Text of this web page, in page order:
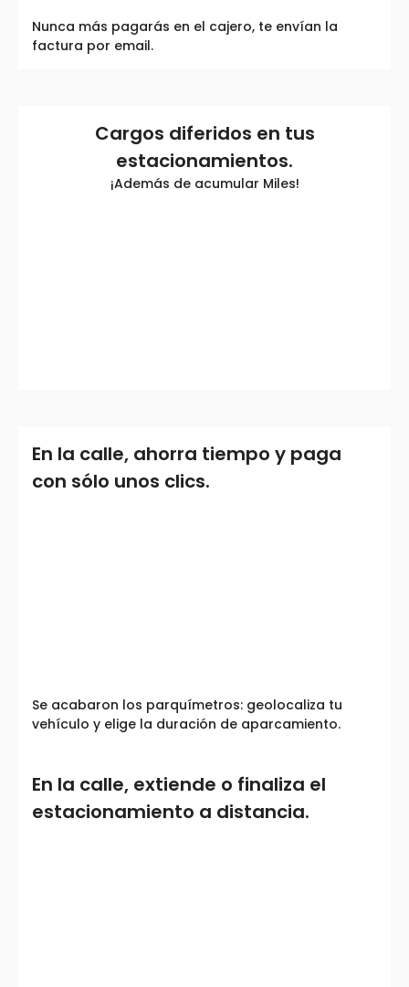
Nunca más pagarás en el cajero, te envían la
factura por email.
Cargos diferidos en tus
estacionamientos.
¡Además de acumular Miles!
En la calle, ahorra tiempo y paga
con sólo unos clics.
Se acabaron los parquímetros: geolocaliza tu
vehículo y elige la duración de aparcamiento.
En la calle, extiende o finaliza el
estacionamiento a distancia.